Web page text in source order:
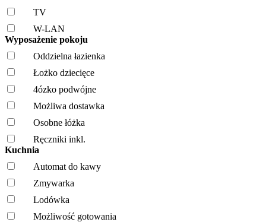
TV
W-LAN
Wyposażenie pokoju
Oddzielna łazienka
Łożko dziecięce
4ózko podwójne
Możliwa dostawka
Osobne łóżka
Ręczniki inkl.
Kuchnia
Automat do kawy
Zmywarka
Lodówka
Możliwość gotowania